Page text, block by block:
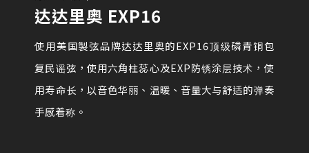
达达里奥 EXP16
使用美国製弦品牌达达里奥的EXP16顶级磷青铜包
复民谣弦，使用六角柱蕊心及EXP防锈涂层技术，使​​
用寿命长，以音色华丽、温暖、音量大与舒适的弹奏
手感着称。